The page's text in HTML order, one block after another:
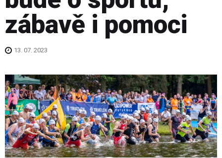
zábavě i pomoci
13. 07. 2023